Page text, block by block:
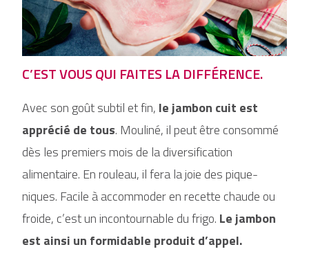
C’EST VOUS QUI FAITES LA DIFFÉRENCE.
Avec son goût subtil et fin, le jambon cuit est
apprécié de tous. Mouliné, il peut être consommé
dès les premiers mois de la diversification
alimentaire. En rouleau, il fera la joie des pique-
niques. Facile à accommoder en recette chaude ou
froide, c’est un incontournable du frigo. Le jambon
est ainsi un formidable produit d’appel.